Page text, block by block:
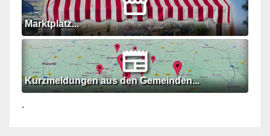
Marktplatz...
Kurzmeldungen aus den Gemeinden...
.